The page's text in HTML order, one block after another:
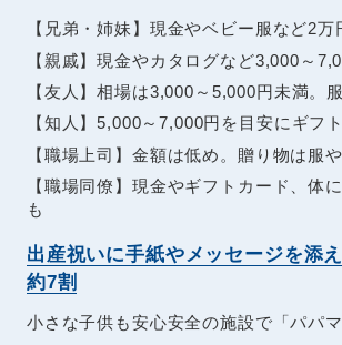
【兄弟・姉妹】現金やベビー服など2万
【親戚】現金やカタログなど3,000～
【友人】相場は3,000～5,000円未満。
【知人】5,000～7,000円を目安にギフ
【職場上司】金額は低め。贈り物は服
【職場同僚】現金やギフトカード、体
も
出産祝いに手紙やメッセージを添
約7割
小さな子供も安心安全の施設で「パパ